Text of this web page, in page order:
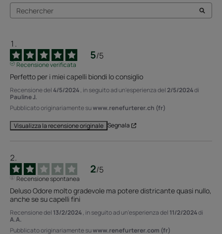
5/5
Recensione verificata
Perfetto per i miei capelli biondi lo consiglio
Recensione del4/5/2024, in seguito ad un'esperienza del2/5/2024di
Pauline J.
Pubblicato originariamente suwww.renefurterer.ch (fr)
Visualizza la recensione originale Segnala
2/5
Recensione spontanea
Deluso Odore molto gradevole ma potere districante quasi nullo,
anche se su capelli fini
Recensione del 13/2/2024, in seguito ad un'esperienza del 11/2/2024di
A.A.
Pubblicato originariamente suwww.renefurterer.com (fr)